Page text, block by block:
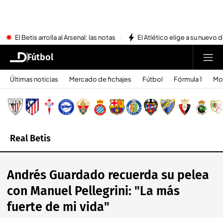
El Betis arrolla al Arsenal: las notas El Atlético elige a su nuevo
Fútbol
Últimas noticias Mercado de fichajes Fútbol Fórmula 1
Real Betis
Andrés Guardado recuerda su pelea
con Manuel Pellegrini: "La más
fuerte de mi vida"